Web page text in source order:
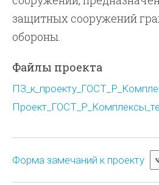
защитных сооружений
обороны.
Файлы проекта
Форма замечаний к проекту